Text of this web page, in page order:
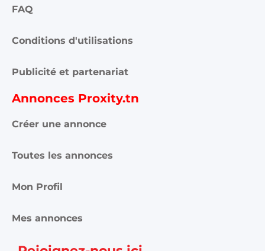
FAQ
Conditions d'utilisations
Publicité et partenariat
Annonces Proxity.tn
Créer une annonce
Toutes les annonces
Mon Profil
Mes annonces